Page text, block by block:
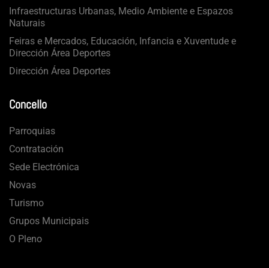
Infraestructuras Urbanas, Medio Ambiente e Espazos
Naturais
Feiras e Mercados, Educación, Infancia e Xuventude e
Dirección Área Deportes
Dirección Área Deportes
Concello
Parroquias
Contratación
Sede Electrónica
Novas
Turismo
Grupos Municipais
O Pleno